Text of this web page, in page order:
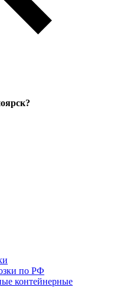
по РФ
контейнерные